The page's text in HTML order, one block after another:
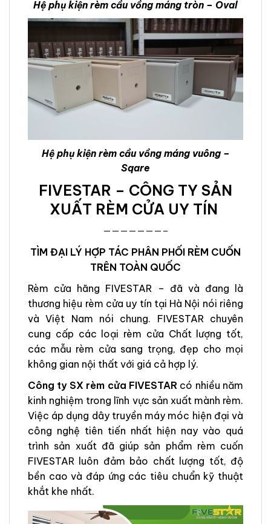
Hệ phụ kiện rèm cầu vồng máng tròn – Oval
Hệ phụ kiện rèm cầu vồng máng vuông –
Sqare
FIVESTAR – CÔNG TY SẢN
XUẤT RÈM CỬA UY TÍN
———————–
TÌM ĐẠI LÝ HỢP TÁC PHÂN PHỐI RÈM CUỐN
TRÊN TOÀN QUỐC
Rèm cửa hãng FIVESTAR – đã và đang là
thương hiệu rèm cửa uy tín tại Hà Nội nói riêng
và Việt Nam nói chung. FIVESTAR chuyên
cung cấp các loại rèm cửa Chất lượng tốt,
các mẫu rèm cửa sang trọng, đẹp cho mọi
không gian nội thất với giá cả hợp lý.
Công ty SX rèm cửa FIVESTAR có nhiều năm
kinh nghiệm trong lĩnh vực sản xuất mành rèm.
Việc áp dụng dây truyền máy móc hiện đại và
công nghệ tiên tiến nhất hiện nay vào quá
trình sản xuất đã giúp sản phẩm rèm cuốn
FIVESTAR luôn đảm bảo chất lượng tốt, độ
bền cao và đáp ứng các tiêu chuẩn kỹ thuật
khắt khe nhất.